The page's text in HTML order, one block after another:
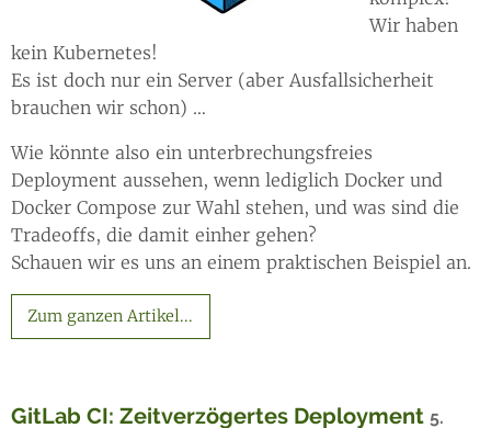
Wir haben
kein Kubernetes!
Es ist doch nur ein Server (aber Ausfallsicherheit
brauchen wir schon) …​
Wie könnte also ein unterbrechungsfreies
Deployment aussehen, wenn lediglich Docker und
Docker Compose zur Wahl stehen, und was sind die
Tradeoffs, die damit einher gehen?
Schauen wir es uns an einem praktischen Beispiel an.
Zum ganzen Artikel...
GitLab CI: Zeitverzögertes Deployment 5.